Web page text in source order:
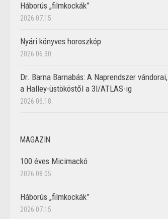
Háborús „filmkockák”
2026.07.15.
Nyári könyves horoszkóp
2026.06.30.
Dr. Barna Barnabás: A Naprendszer vándorai,
a Halley-üstököstől a 3I/ATLAS-ig
2026.06.18.
MAGAZIN
100 éves Micimackó
2026.08.05.
Háborús „filmkockák”
2026.07.15.